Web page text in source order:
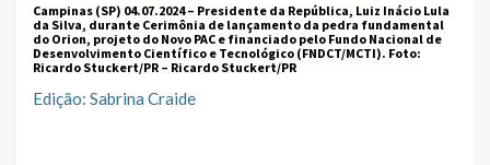
Campinas (SP) 04.07.2024 – Presidente da República, Luiz Inácio Lula
da Silva, durante Cerimônia de lançamento da pedra fundamental
do Orion, projeto do Novo PAC e financiado pelo Fundo Nacional de
Desenvolvimento Científico e Tecnológico (FNDCT/MCTI). Foto:
Ricardo Stuckert/PR – Ricardo Stuckert/PR
Edição: Sabrina Craide